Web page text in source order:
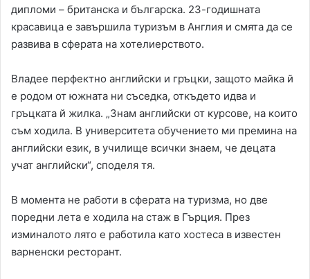
дипломи – британска и българска. 23-годишната
красавица е завършила туризъм в Англия и смята да се
развива в сферата на хотелиерството.
Владее перфектно английски и гръцки, защото майка й
е родом от южната ни съседка, откъдето идва и
гръцката й жилка. „Знам английски от курсове, на които
съм ходила. В университета обучението ми премина на
английски език, в училище всички знаем, че децата
учат английски“, споделя тя.
В момента не работи в сферата на туризма, но две
поредни лета е ходила на стаж в Гърция. През
изминалото лято е работила като хостеса в известен
варненски ресторант.